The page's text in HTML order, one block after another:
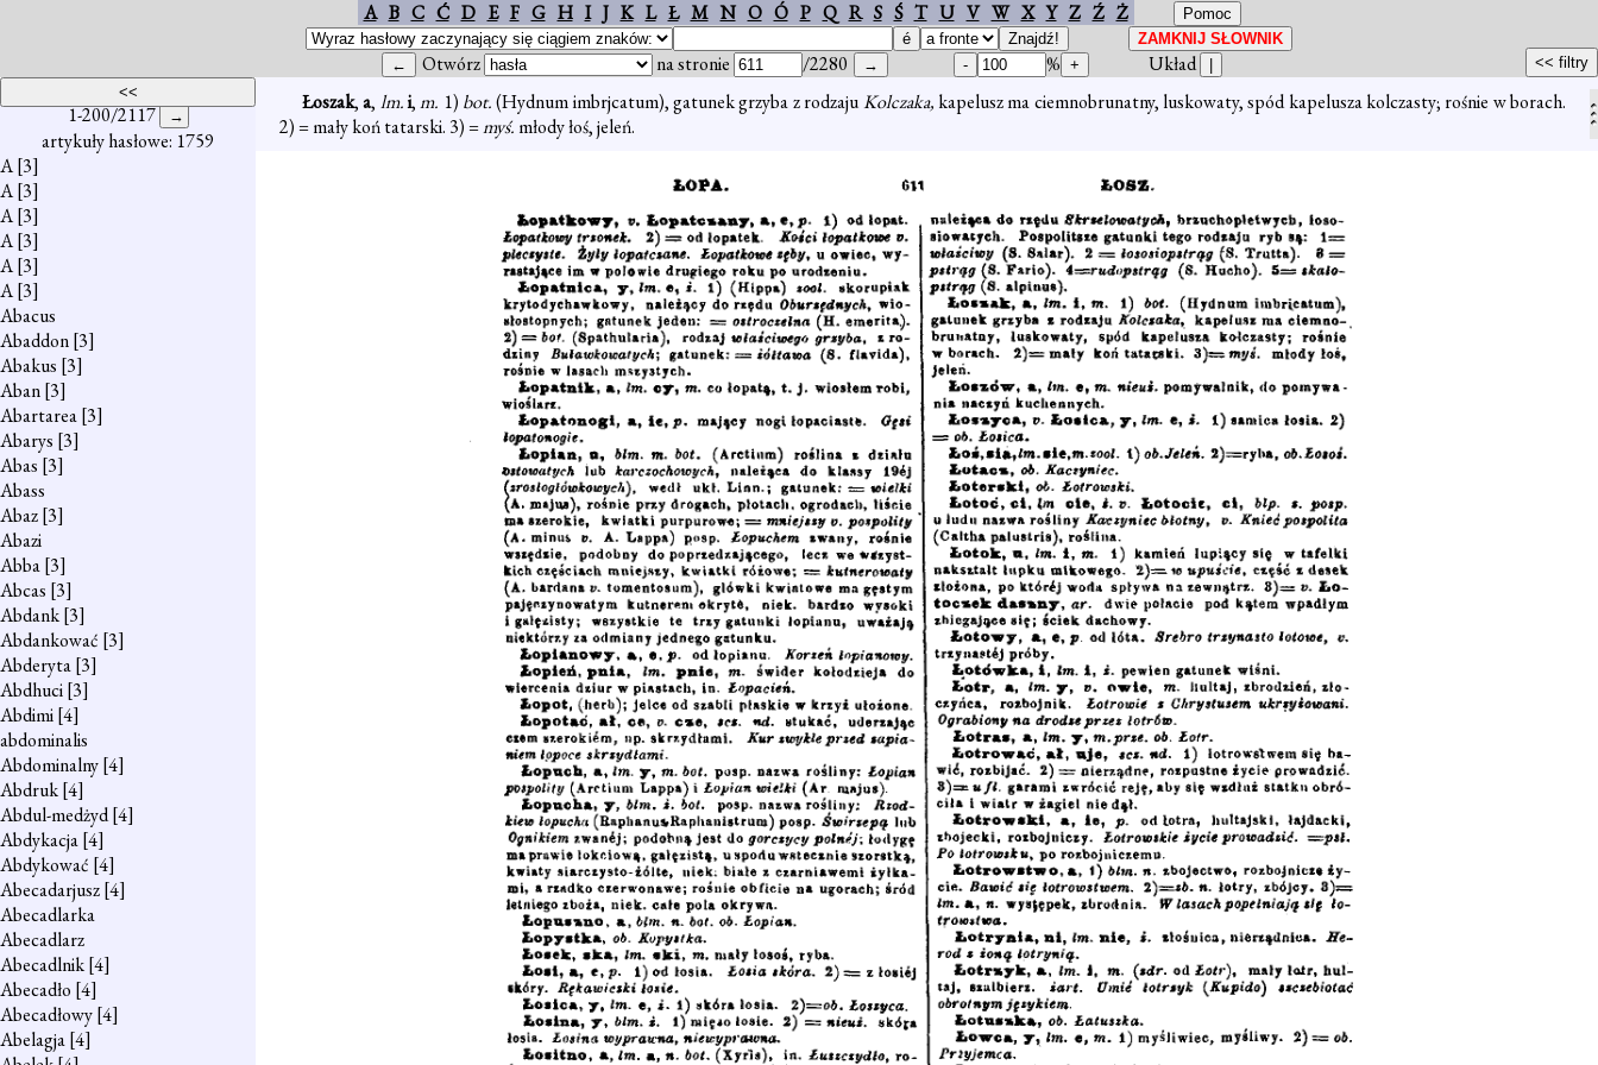
A B C Ć D E F G H I J K L Ł M N O Ó P Q R S Ś T U V W X Y Z Ź Ż
Otwórz na stronie /2280 % Układ
1-200/2117
artykuły hasłowe: 1759
A[3]
A[3]
A[3]
A[3]
A[3]
A[3]
Abacus
Abaddon[3]
Abakus [3]
Aban[3]
Abartarea[3]
Abarys [3]
Abas [3]
Abass
Abaz[3]
Abazi
Abba[3]
Abcas [3]
Abdank[3]
Abdankować [3]
Abderyta[3]
Abdhuci[3]
Abdimi[4]
abdominalis
Abdominalny[4]
Abdruk[4]
Abdul-medżyd[4]
Abdykacja[4]
Abdykować [4]
Abecadarjusz[4]
Abecadlarka
Abecadlarz
Abecadlnik[4]
Abecadło [4]
Abecadłowy[4]
Abelagja[4]
Łoszak,a, lm.i,m. 1) bot.(Hydnum imbrjcatum), gatunek grzyba z rodzajuKolczaka, kapelusz ma ciemnobrunatny, luskowaty, spód kapelusza kolczasty; rośnie w borach.
2) = mały koń tatarski. 3) =myś. młody łoś, jeleń.